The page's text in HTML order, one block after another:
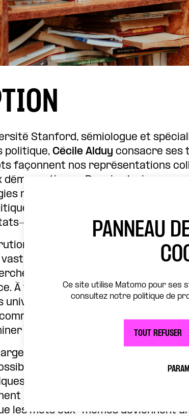
Stanford, sémiologue et
politique, Cécile Alduy consacre ses
façonnent nos représentations
Depuis plusieurs
rhétoriques qui accompagnent les
contemporaines, de l’extrême
Unis.
de son livre
D’abord ils sont
vaste offensive engagée contre
et de l’enseignement depuis le
À travers les listes de mots bannis
universités, les administrations ou
le contrôle du langage
les pensées et tuer tout esprit
la question de la censure.
de nommer certaines réalités
transforment-elles notre
la recherche, la liberté
les mots eux-mêmes deviennent
PANNEAU
Ce site utilise Matomo pour ses
consultez notre politique de
TOUT REFUSER